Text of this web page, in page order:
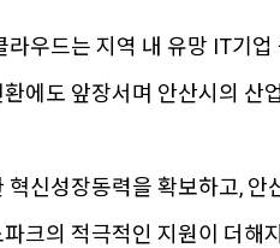
우드는 지역 내 유망 IT기
에도 앞장서며 안산시의 산
신성장동력을 확보하고,
크의 적극적인 지원이 더해